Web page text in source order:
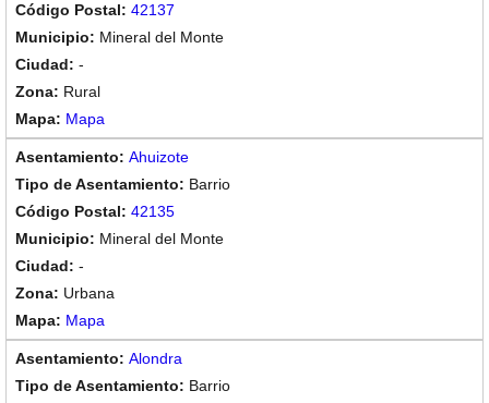
42137
Mineral del Monte
-
Rural
Mapa
Ahuizote
Barrio
42135
Mineral del Monte
-
Urbana
Mapa
Alondra
Barrio